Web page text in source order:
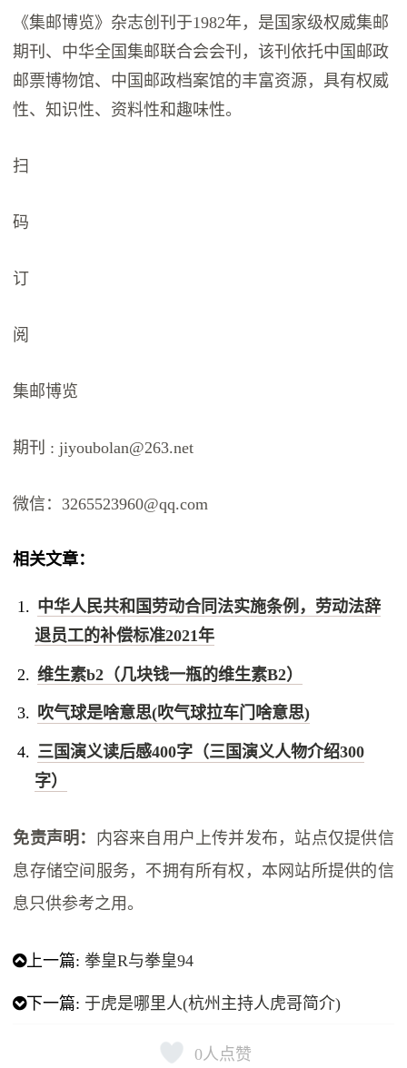
《集邮博览》杂志创刊于1982年，是国家级权威集邮
期刊、中华全国集邮联合会会刊，该刊依托中国邮政
邮票博物馆、中国邮政档案馆的丰富资源，具有权威
性、知识性、资料性和趣味性。
扫
码
订
阅
集邮博览
期刊 : jiyoubolan@263.net
微信：3265523960@qq.com
相关文章：
中华人民共和国劳动合同法实施条例，劳动法辞
退员工的补偿标准2021年
维生素b2（几块钱一瓶的维生素B2）
吹气球是啥意思(吹气球拉车门啥意思)
三国演义读后感400字（三国演义人物介绍300
字）
免责声明： 内容来自用户上传并发布，站点仅提供信
息存储空间服务，不拥有所有权，本网站所提供的信
息只供参考之用。
上一篇:拳皇R与拳皇94
下一篇: 于虎是哪里人(杭州主持人虎哥简介)
0人点赞